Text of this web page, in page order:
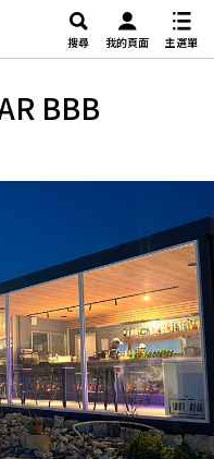
搜尋 我的頁面 主選單
BBB